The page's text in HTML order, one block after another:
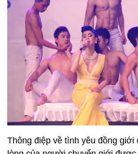
Thông điệp về tình yêu đồng giới